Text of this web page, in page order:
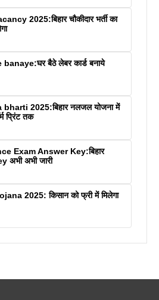
2025:बिहार चौकीदार भर्ती का
बैठे लेबर कार्ड बनाये
2025:बिहार नलजल योजना में
प्रिंट तक
Exam Answer Key:बिहार
अभी अभी जारी
2025: किसान को फ्री में मिलेगा